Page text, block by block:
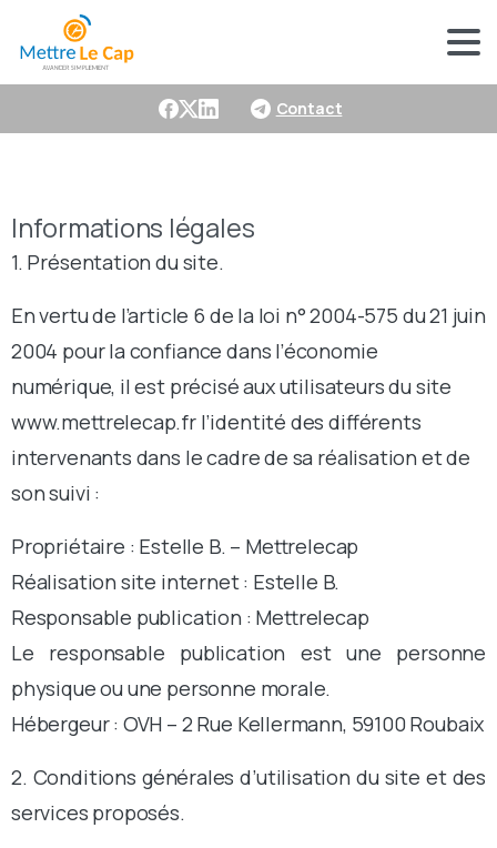
Contact
Informations légales
1. Présentation du site.
En vertu de l’article 6 de la loi n° 2004-575 du 21 juin
2004 pour la confiance dans l’économie
numérique, il est précisé aux utilisateurs du site
www.mettrelecap.fr l’identité des différents
intervenants dans le cadre de sa réalisation et de
son suivi :
Propriétaire : Estelle B. – Mettrelecap
Réalisation site internet : Estelle B.
Responsable publication : Mettrelecap
Le responsable publication est une personne
physique ou une personne morale.
Hébergeur : OVH – 2 Rue Kellermann, 59100 Roubaix
2. Conditions générales d’utilisation du site et des
services proposés.